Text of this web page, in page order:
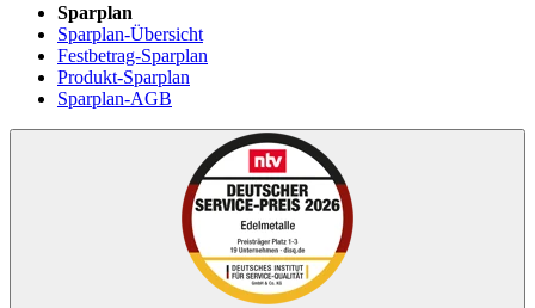
Sparplan
Sparplan-Übersicht
Festbetrag-Sparplan
Produkt-Sparplan
Sparplan-AGB